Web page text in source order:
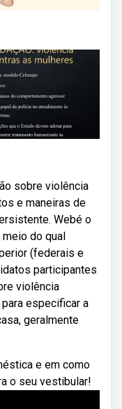
sobre violência
e maneiras de
Webé o
do qual
(federais e
participantes
violência
especificar a
geralmente
e em como
o seu vestibular!